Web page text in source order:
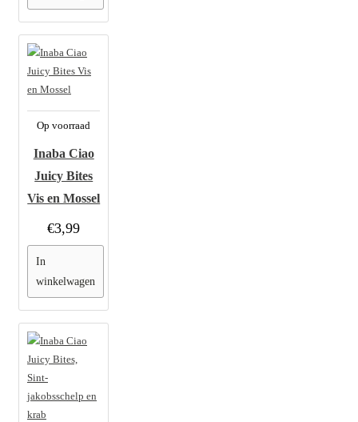
Op voorraad
Inaba Ciao
Juicy Bites
Vis en Mossel
€3,99
In
winkelwagen